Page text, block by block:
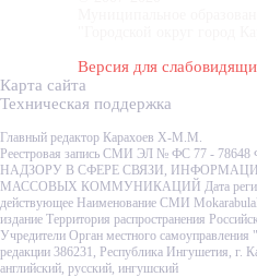
Версия для
Карта сайта
Техническая поддержка
Главный редактор Карахоев Х-М.М.
Реестровая запись СМИ ЭЛ № ФС 77 -
НАДЗОРУ В СФЕРЕ СВЯЗИ,
МАССОВЫХ КОММУНИКАЦИЙ Дата
действующее Наименование СМИ
издание Территория распространения
Учредители Орган местного
редакции 386231, Республика Ингушетия, г.
английский, русский, ингушский